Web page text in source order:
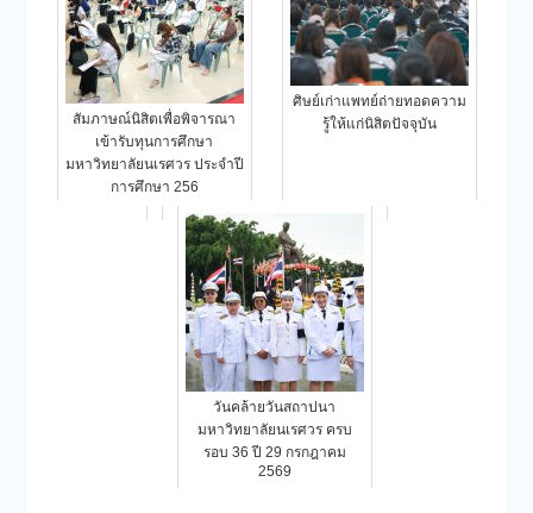
สัมภาษณ์นิสิตเพื่อพิจารณา
เข้ารับทุนการศึกษา
มหาวิทยาลัยนเรศวร ประจำปี
การศึกษา 256
ศิษย์เก่าแพทย์ถ่ายทอดความ
รู้ให้แก่นิสิตปัจจุบัน
วันคล้ายวันสถาปนา
มหาวิทยาลัยนเรศวร ครบ
รอบ 36 ปี 29 กรกฎาคม
2569